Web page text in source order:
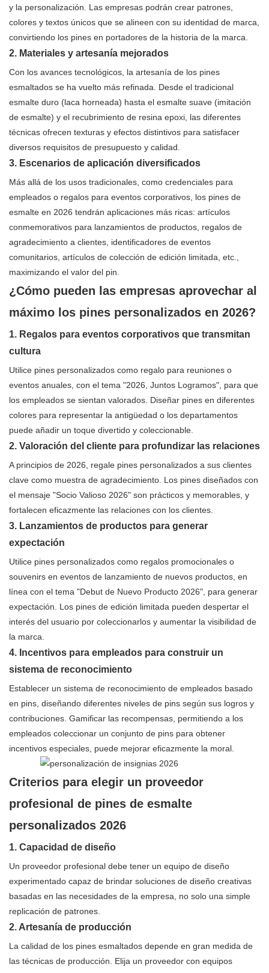
y la personalización. Las empresas podrán crear patrones,
colores y textos únicos que se alineen con su identidad de marca,
convirtiendo los pines en portadores de la historia de la marca.
2. Materiales y artesanía mejorados
Con los avances tecnológicos, la artesanía de los pines
esmaltados se ha vuelto más refinada. Desde el tradicional
esmalte duro (laca horneada) hasta el esmalte suave (imitación
de esmalte) y el recubrimiento de resina epoxi, las diferentes
técnicas ofrecen texturas y efectos distintivos para satisfacer
diversos requisitos de presupuesto y calidad.
3. Escenarios de aplicación diversificados
Más allá de los usos tradicionales, como credenciales para
empleados o regalos para eventos corporativos, los pines de
esmalte en 2026 tendrán aplicaciones más ricas: artículos
conmemorativos para lanzamientos de productos, regalos de
agradecimiento a clientes, identificadores de eventos
comunitarios, artículos de colección de edición limitada, etc.,
maximizando el valor del pin.
¿Cómo pueden las empresas aprovechar al
máximo los pines personalizados en 2026?
1. Regalos para eventos corporativos que transmitan
cultura
Utilice pines personalizados como regalo para reuniones o
eventos anuales, con el tema "2026, Juntos Logramos", para que
los empleados se sientan valorados. Diseñar pines en diferentes
colores para representar la antigüedad o los departamentos
puede añadir un toque divertido y coleccionable.
2. Valoración del cliente para profundizar las relaciones
A principios de 2026, regale pines personalizados a sus clientes
clave como muestra de agradecimiento. Los pines diseñados con
el mensaje "Socio Valioso 2026" son prácticos y memorables, y
fortalecen eficazmente las relaciones con los clientes.
3. Lanzamientos de productos para generar
expectación
Utilice pines personalizados como regalos promocionales o
souvenirs en eventos de lanzamiento de nuevos productos, en
línea con el tema "Debut de Nuevo Producto 2026", para generar
expectación. Los pines de edición limitada pueden despertar el
interés del usuario por coleccionarlos y aumentar la visibilidad de
la marca.
4. Incentivos para empleados para construir un
sistema de reconocimiento
Establecer un sistema de reconocimiento de empleados basado
en pins, diseñando diferentes niveles de pins según sus logros y
contribuciones. Gamificar las recompensas, permitiendo a los
empleados coleccionar un conjunto de pins para obtener
incentivos especiales, puede mejorar eficazmente la moral.
Criterios para elegir un proveedor
profesional de pines de esmalte
personalizados 2026
1. Capacidad de diseño
Un proveedor profesional debe tener un equipo de diseño
experimentado capaz de brindar soluciones de diseño creativas
basadas en las necesidades de la empresa, no solo una simple
replicación de patrones.
2. Artesanía de producción
La calidad de los pines esmaltados depende en gran medida de
las técnicas de producción. Elija un proveedor con equipos